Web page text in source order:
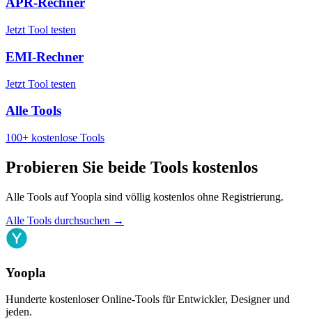
Jetzt Tool testen
EMI-Rechner
Jetzt Tool testen
Alle Tools
100+ kostenlose Tools
Probieren Sie beide Tools kostenlos
Alle Tools auf Yoopla sind völlig kostenlos ohne Registrierung.
Alle Tools durchsuchen →
Yoopla
Hunderte kostenloser Online-Tools für Entwickler, Designer und
jeden.